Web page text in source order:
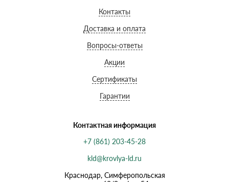
Контакты
Доставка и оплата
Вопросы-ответы
Акции
Сертификаты
Гарантии
Контактная информация
+7 (861) 203-45-28
kld@krovlya-ld.ru
Краснодар, Симферопольская